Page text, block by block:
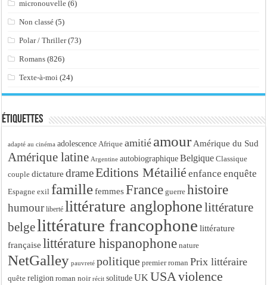
micronouvelle (6)
Non classé (5)
Polar / Thriller(73)
Romans (826)
Texte-à-moi (24)
Étiquettes
adapté au cinéma adolescence Afrique amitié amour Amérique du Sud
Amérique latine Argentine autobiographique Belgique Classique
couple dictature drameEditions Métailié enfance enquête
Espagne exil famille femmes France guerre histoire
humour liberté littérature anglophonelittérature
belgelittérature francophone littérature
française littérature hispanophone nature
NetGalley pauvreté politique premier roman Prix littéraire
quête religion roman noir récit solitude UK USAviolence